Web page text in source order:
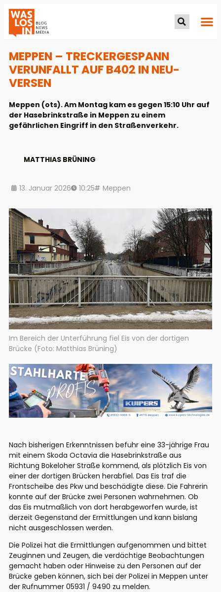
MEPPEN – TRECKERGESPANN
VERUNFALLT AUF B402 IN NEU-
VERSEN
Meppen (ots). Am Montag kam es gegen 15:10 Uhr auf
der Hasebrinkstraße in Meppen zu einem
gefährlichen Eingriff in den Straßenverkehr.
MATTHIAS BRÜNING
13. Januar 2026 10:25 Meppen
Im Bereich der Unterführung fiel Eis von der dortigen
Brücke (Foto: Matthias Brüning)
Nach bisherigen Erkenntnissen befuhr eine 33-jährige Frau
mit einem Skoda Octavia die Hasebrinkstraße aus
Richtung Bokeloher Straße kommend, als plötzlich Eis von
einer der dortigen Brücken herabfiel. Das Eis traf die
Frontscheibe des Pkw und beschädigte diese. Die Fahrerin
konnte auf der Brücke zwei Personen wahrnehmen. Ob
das Eis mutmaßlich von dort herabgeworfen wurde, ist
derzeit Gegenstand der Ermittlungen und kann bislang
nicht ausgeschlossen werden.
Die Polizei hat die Ermittlungen aufgenommen und bittet
Zeuginnen und Zeugen, die verdächtige Beobachtungen
gemacht haben oder Hinweise zu den Personen auf der
Brücke geben können, sich bei der Polizei in Meppen unter
der Rufnummer 05931 / 9490 zu melden.